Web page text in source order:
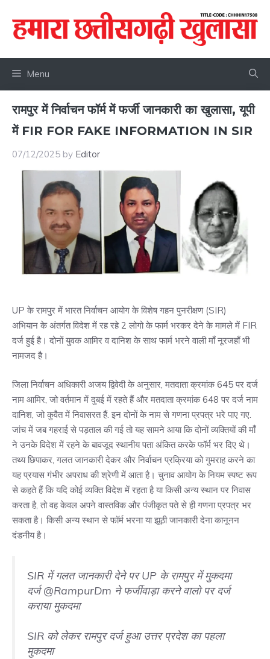
content
Menu
रामपुर में निर्वाचन फॉर्म में फर्जी जानकारी का खुलासा, यूपी
में FIR FOR FAKE INFORMATION IN SIR
07/12/2025 by Editor
UP के रामपुर में भारत निर्वाचन आयोग के विशेष गहन पुनरीक्षण (SIR)
अभियान के अंतर्गत विदेश में रह रहे 2 लोगो के फार्म भरकर देने के मामले में FIR
दर्ज हुई है। दोनों युवक आमिर व दानिश के साथ फार्म भरने वाली माँ नूरजहाँ भी
नामजद है।
जिला निर्वाचन अधिकारी अजय द्विवेदी के अनुसार, मतदाता क्रमांक 645 पर दर्ज
नाम आमिर, जो वर्तमान में दुबई में रहते हैं और मतदाता क्रमांक 648 पर दर्ज नाम
दानिश, जो कुवैत में निवासरत हैं. इन दोनों के नाम से गणना प्रपत्र भरे पाए गए.
जांच में जब गहराई से पड़ताल की गई तो यह सामने आया कि दोनों व्यक्तियों की माँ
ने उनके विदेश में रहने के बावजूद स्थानीय पता अंकित करके फॉर्म भर दिए थे।
तथ्य छिपाकर, गलत जानकारी देकर और निर्वाचन प्रक्रिया को गुमराह करने का
यह प्रयास गंभीर अपराध की श्रेणी में आता है। चुनाव आयोग के नियम स्पष्ट रूप
से कहते हैं कि यदि कोई व्यक्ति विदेश में रहता है या किसी अन्य स्थान पर निवास
करता है, तो वह केवल अपने वास्तविक और पंजीकृत पते से ही गणना प्रपत्र भर
सकता है। किसी अन्य स्थान से फॉर्म भरना या झूठी जानकारी देना कानूनन
दंडनीय है।
SIR में गलत जानकारी देने पर UP के रामपुर में मुकदमा
दर्ज@RampurDm ने फर्जीवाड़ा करने वालो पर दर्ज
कराया मुकदमा
SIR को लेकर रामपुर दर्ज हुआ उत्तर प्रदेश का पहला
मुकदमा